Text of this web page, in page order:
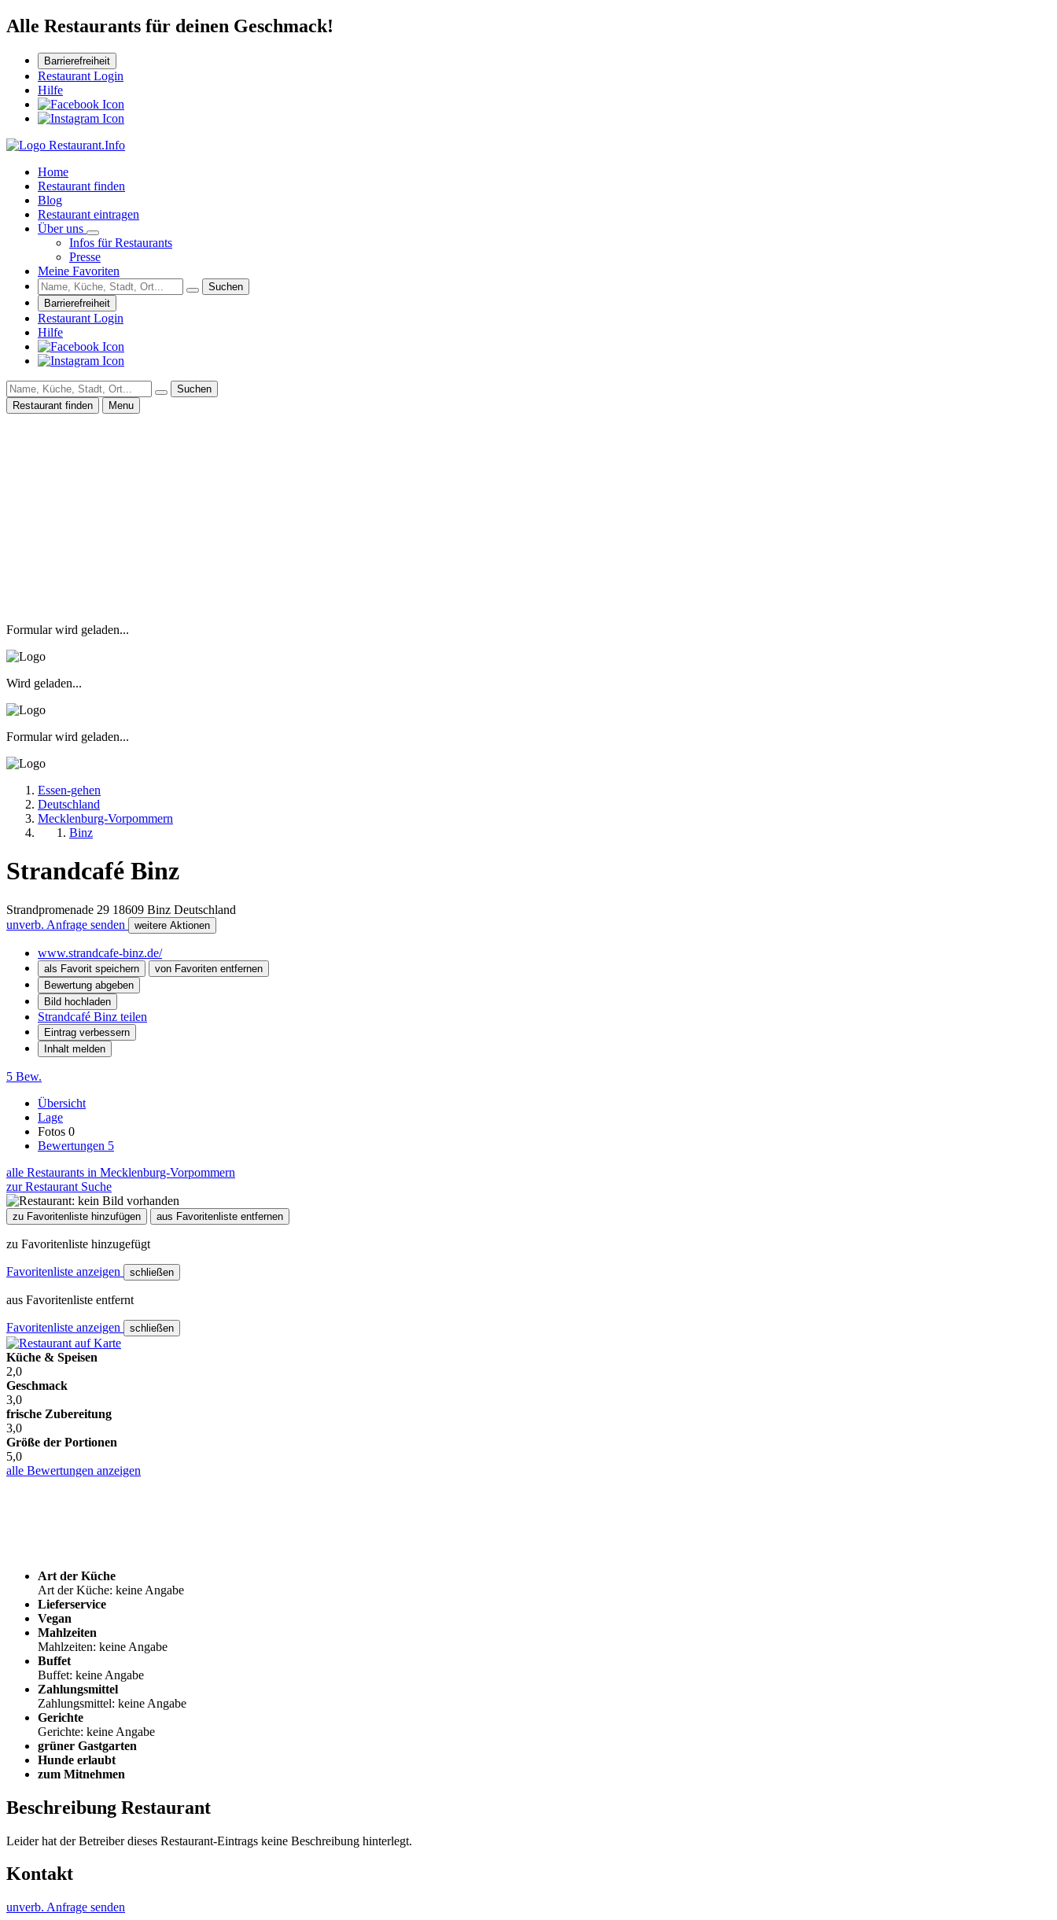
Alle Restaurants für deinen Geschmack!
Barrierefreiheit
Restaurant Login
Hilfe
Home
Restaurant finden
Blog
Restaurant eintragen
Über uns
Infos für Restaurants
Presse
Meine Favoriten
Suchen
Barrierefreiheit
Restaurant Login
Hilfe
Suchen
Restaurant finden
Menu
Formular wird geladen...
Wird geladen...
Formular wird geladen...
Essen-gehen
Deutschland
Mecklenburg-Vorpommern
Binz
Strandcafé Binz
Strandpromenade 29 18609 Binz Deutschland
unverb. Anfrage senden
weitere Aktionen
www.strandcafe-binz.de/
als Favorit speichern
von Favoriten entfernen
Bewertung abgeben
Bild hochladen
Strandcafé Binz teilen
Eintrag verbessern
Inhalt melden
5 Bew.
Übersicht
Lage
Fotos 0
Bewertungen 5
alle Restaurants in Mecklenburg-Vorpommern
zur Restaurant Suche
zu Favoritenliste hinzufügen aus Favoritenliste entfernen
zu Favoritenliste hinzugefügt
Favoritenliste anzeigen schließen
aus Favoritenliste entfernt
Favoritenliste anzeigen schließen
Küche & Speisen
2,0
Geschmack
3,0
frische Zubereitung
3,0
Größe der Portionen
5,0
alle Bewertungen anzeigen
Art der Küche
Art der Küche: keine Angabe
Lieferservice
Vegan
Mahlzeiten
Mahlzeiten: keine Angabe
Buffet
Buffet: keine Angabe
Zahlungsmittel
Zahlungsmittel: keine Angabe
Gerichte
Gerichte: keine Angabe
grüner Gastgarten
Hunde erlaubt
zum Mitnehmen
Beschreibung Restaurant
Leider hat der Betreiber dieses Restaurant-Eintrags keine Beschreibung hinterlegt.
Kontakt
unverb. Anfrage senden